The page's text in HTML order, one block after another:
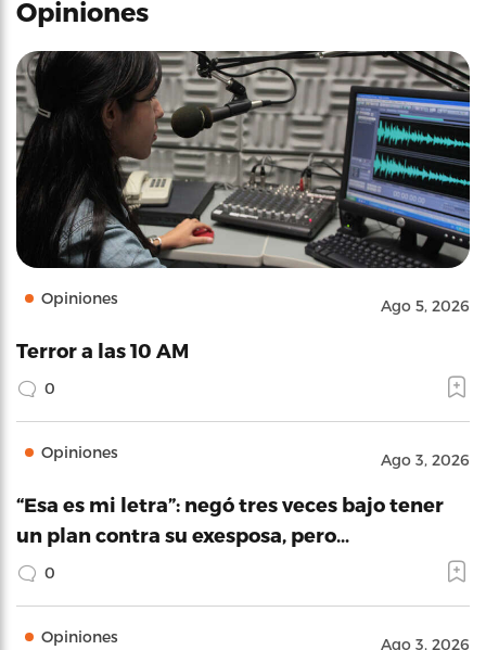
Opiniones
Opiniones Ago 5, 2026
Terror a las 10 AM
0
Opiniones Ago 3, 2026
“Esa es mi letra”: negó tres veces bajo tener
un plan contra su exesposa, pero…
0
Opiniones Ago 3, 2026